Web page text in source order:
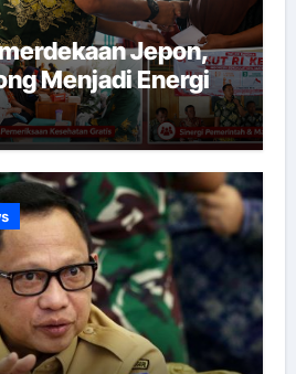
Jepon,
Menjadi Energi